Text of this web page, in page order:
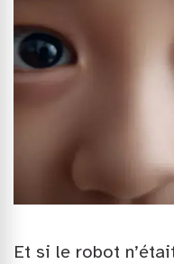
Et si le robot